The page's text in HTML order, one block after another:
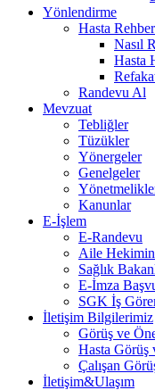
Yönlendirme
Hasta
Nasıl
Hasta
Randevu Al
Mevzuat
Tebliğler
Tüzükler
Yönergeler
Genelgeler
Kanunlar
E-İşlem
E-Randevu
Aile
Sağlık
E-İmza
SGK İş
İletişim Bilgilerimiz
Görüş ve
Hasta Görüş
Çalışan
İletişim&Ulaşım